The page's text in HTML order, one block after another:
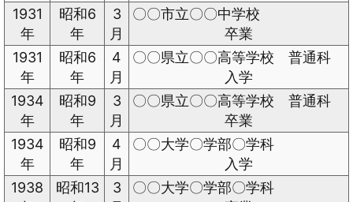
1931
年
昭和6
年
3
月
〇〇市立〇〇中学校
卒業
1931
年
昭和6
年
4
月
〇〇県立〇〇高等学校 普通科
入学
1934
年
昭和9
年
3
月
〇〇県立〇〇高等学校 普通科
卒業
1934
年
昭和9
年
4
月
〇〇大学〇学部〇学科
入学
1938
昭和13
3
〇〇大学〇学部〇学科